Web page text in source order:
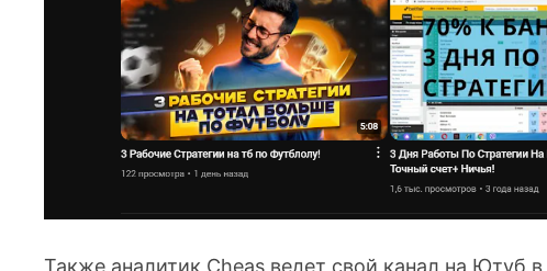
Также аналитик Cheas ведет свой канал на